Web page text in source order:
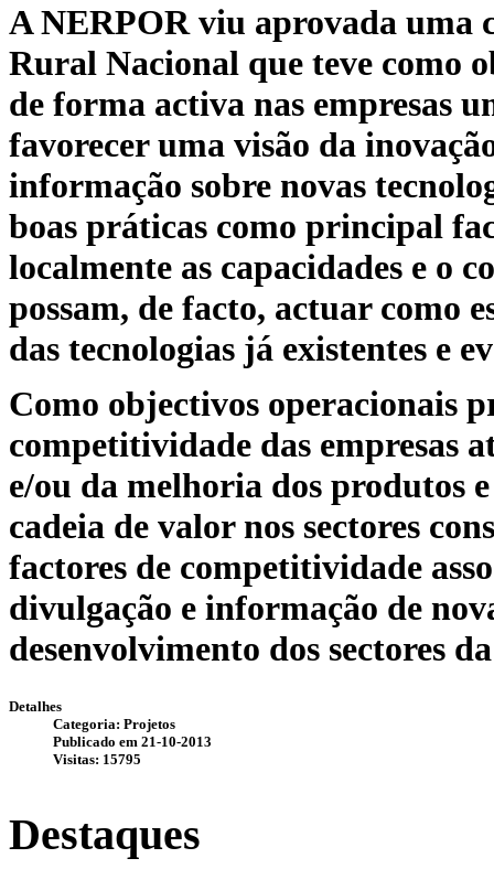
A NERPOR viu aprovada uma
Rural Nacional que teve como
de forma activa nas empresas
favorecer uma visão da
informação sobre novas
boas práticas como principal
localmente as capacidades e o
possam, de facto, actuar como
das tecnologias já existentes e
Como objectivos operacionais
competitividade das empresas
e/ou da melhoria dos produtos
cadeia de valor nos sectores
factores de competitividade
divulgação e informação de
desenvolvimento dos sectores
Detalhes
Categoria: Projetos
Publicado em 21-10-2013
Visitas: 15795
Destaques